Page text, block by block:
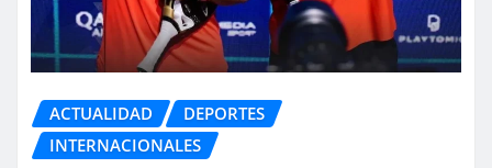
ACTUALIDAD
DEPORTES
INTERNACIONALES